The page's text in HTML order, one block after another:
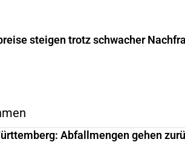
steigen trotz schwacher
Abfallmengen gehen